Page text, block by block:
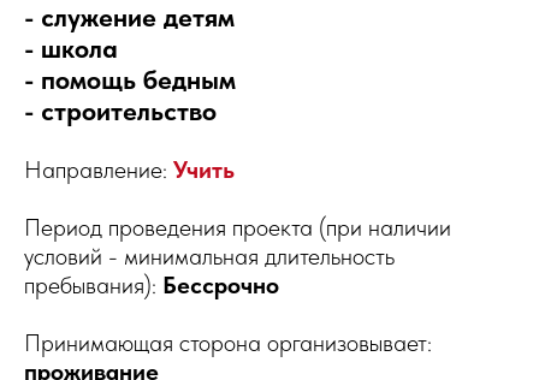
- служение детям
- школа
- помощь бедным
- строительство
Направление: Учить
Период проведения проекта (при наличии
условий - минимальная длительность
пребывания): Бессрочно
Принимающая сторона организовывает:
проживание